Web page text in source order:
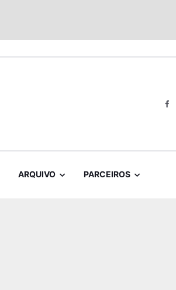
ARQUIVO PARCEIROS